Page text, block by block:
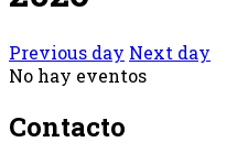
Previous day Next day
No hay eventos
Contacto